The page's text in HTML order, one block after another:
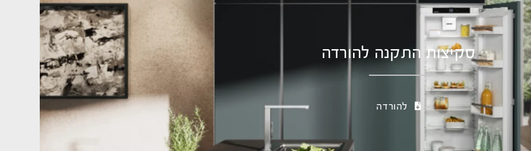
סקיצות התקנה להורדה
להורדה